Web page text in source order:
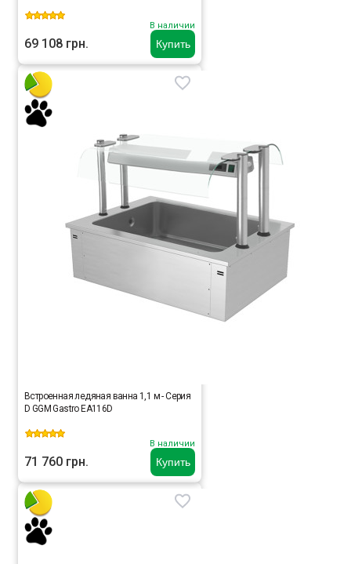
Купить
В наличии
69 108 грн.
Купить
Встроенная ледяная ванна 1,1 м - Серия
D GGM Gastro EA116D
В наличии
71 760 грн.